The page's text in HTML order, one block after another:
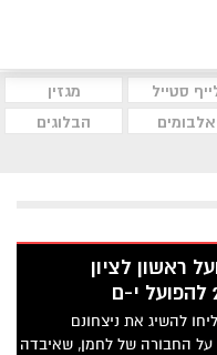
סטייל
מגזין
אלבומים
הבלוגים
ראשון לציון
להשיג את ניצחונם
על החבורה של לחמן, שאיבדה